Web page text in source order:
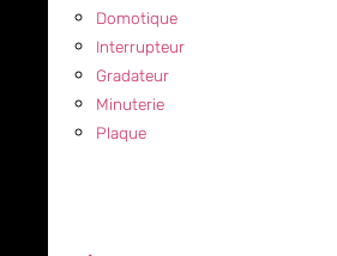
Domotique
Interrupteur
Gradateur
Minuterie
Plaque